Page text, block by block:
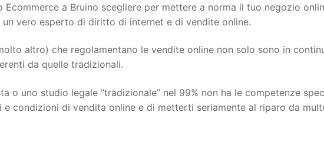
a Bruino scegliere per mettere a norma il tuo negozio
vero esperto di diritto di internet e di vendite online.
altro) che regolamentano le vendite online non solo sono in
da quelle tradizionali.
o uno studio legale “tradizionale” nel 99% non ha le competenze
condizioni di vendita online e di metterti seriamente al riparo da